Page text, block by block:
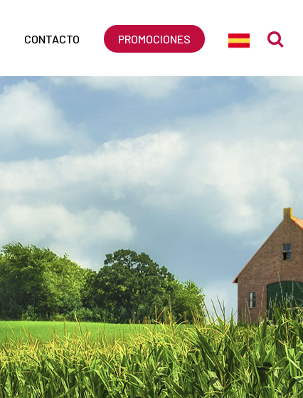
CONTACTO PROMOCIONES